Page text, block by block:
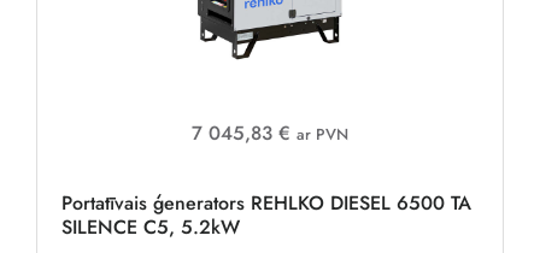
7 045,83 € ar PVN
Portatīvais ģenerators REHLKO DIESEL 6500 TA
SILENCE C5, 5.2kW